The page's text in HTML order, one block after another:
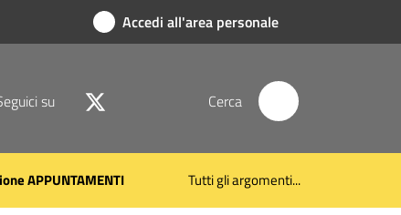
Accedi all'area personale
su Cerca
APPUNTAMENTI Tutti gli argomenti...